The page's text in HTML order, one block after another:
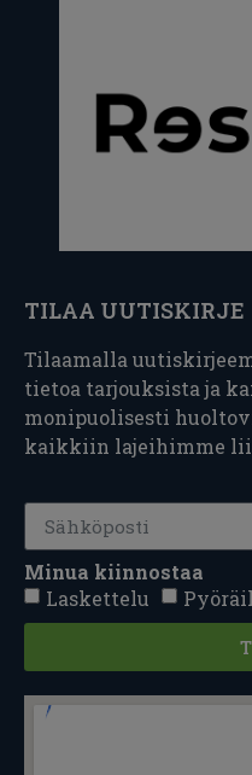
TILAA UUTISKIRJE
Tilaamalla
tietoa tarjouksista ja
monipuolisesti
kaikkiin lajeihimme
Minua kiinnostaa
Laskettelu